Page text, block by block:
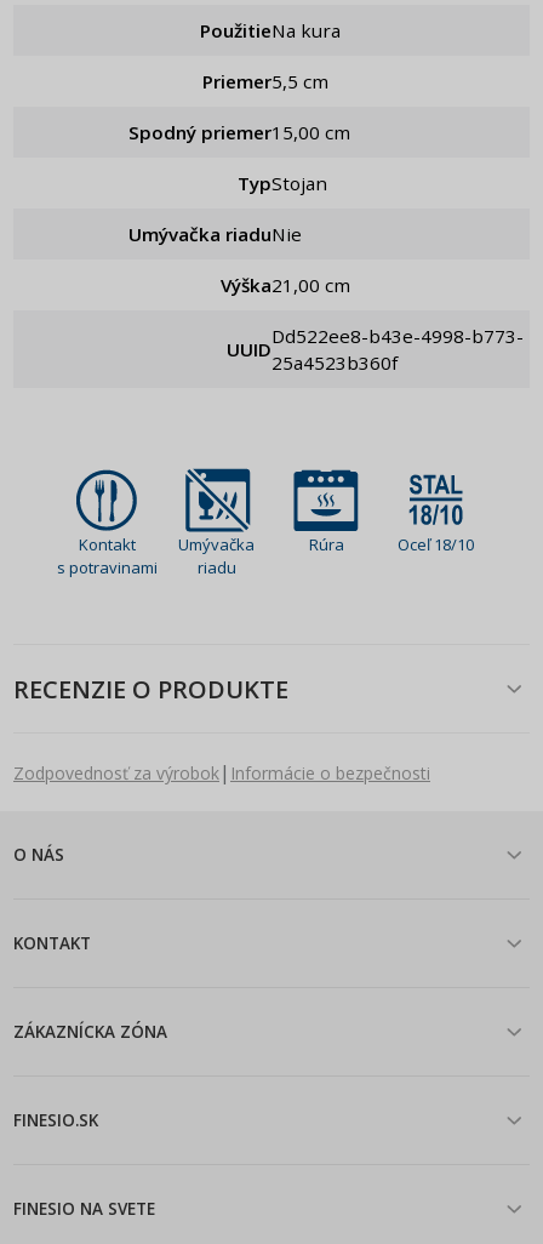
Použitie Na kura
Priemer 5,5 cm
Spodný priemer 15,00 cm
Typ Stojan
Umývačka riadu Nie
Výška 21,00 cm
UUID
dd522ee8-b43e-4998-b773-
25a4523b360f
Kontakt
s potravinami
Umývačka
riadu
Rúra Oceľ 18/10
RECENZIE O PRODUKTE
Zodpovednosť za výrobok| Informácie o bezpečnosti
O NÁS
KONTAKT
ZÁKAZNÍCKA ZÓNA
FINESIO.SK
FINESIO NA SVETE